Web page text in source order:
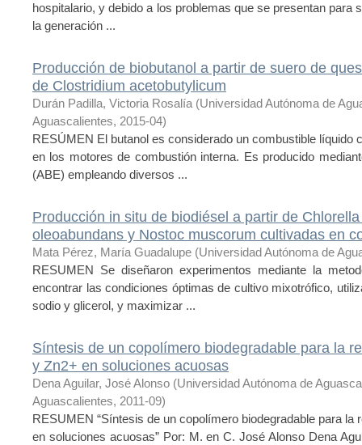
hospitalario, y debido a los problemas que se presentan para
la generación ...
Producción de biobutanol a partir de suero de
de Clostridium acetobutylicum
Durán Padilla, Victoria Rosalía (Universidad Autónoma de
Aguascalientes, 2015-04)
RESÚMEN El butanol es considerado un combustible líquido
en los motores de combustión interna. Es producido
(ABE) empleando diversos ...
Producción in situ de biodiésel a partir de
oleoabundans y Nostoc muscorum cultivadas en
Mata Pérez, María Guadalupe (Universidad Autónoma de
RESUMEN Se diseñaron experimentos mediante la
encontrar las condiciones óptimas de cultivo mixotrófico,
sodio y glicerol, y maximizar ...
Síntesis de un copolímero biodegradable para la
y Zn2+ en soluciones acuosas
Dena Aguilar, José Alonso (Universidad Autónoma de
Aguascalientes, 2011-09)
RESUMEN “Síntesis de un copolímero biodegradable para
en soluciones acuosas” Por: M. en C. José Alonso Dena